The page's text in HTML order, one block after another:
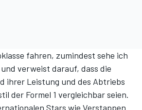
fahren, zumindest sehe ich
verweist darauf, dass die
ihrer Leistung und des Abtriebs
der Formel 1 vergleichbar seien.
Stars wie Verstappen